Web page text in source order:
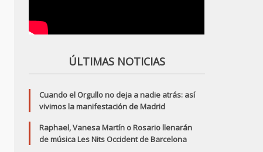
ÚLTIMAS NOTICIAS
Cuando el Orgullo no deja a nadie atrás: así
vivimos la manifestación de Madrid
Raphael, Vanesa Martín o Rosario llenarán
de música Les Nits Occident de Barcelona